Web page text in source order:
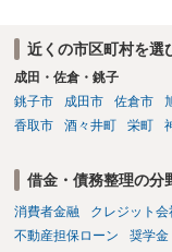
近くの市区町村を選
成田・佐倉・銚子
銚子市
成田市 佐倉市
香取市
酒々井町 栄町
借金・債務整理の分
消費者金融 クレジット会
不動産担保ローン
奨学金